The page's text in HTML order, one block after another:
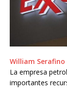
William Serafino
La empresa
importantes